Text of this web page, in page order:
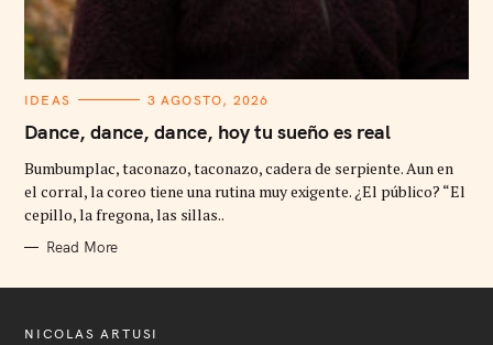
C
T
E
O
R
I
E
IDEAS 3 AGOSTO, 2026
Dance, dance, dance, hoy tu sueño es real
Bumbumplac, taconazo, taconazo, cadera de serpiente. Aun en
el corral, la coreo tiene una rutina muy exigente. ¿El público? “El
cepillo, la fregona, las sillas..
Read More
NICOLAS ARTUSI